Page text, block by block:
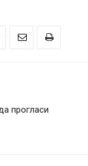
прогласи